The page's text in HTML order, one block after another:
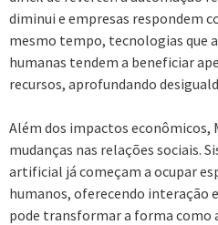
diminui e empresas respondem
mesmo tempo, tecnologias que
humanas tendem a beneficiar
recursos, aprofundando
Além dos impactos econômicos,
mudanças nas relações sociais.
artificial já começam a ocupar
humanos, oferecendo interação
pode transformar a forma como